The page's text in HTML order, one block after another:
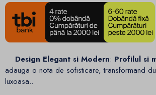
Design Elegant si Modern: Profilul si
adauga o nota de sofisticare, transformand
luxoasa..